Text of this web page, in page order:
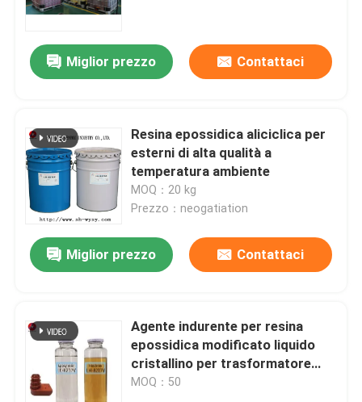
Miglior prezzo Contattaci
Resina epossidica aliciclica per
esterni di alta qualità a
temperatura ambiente
MOQ：20 kg
Prezzo：neogatiation
Miglior prezzo Contattaci
Agente indurente per resina
epossidica modificato liquido
cristallino per trasformatore
elettronico 10-110kv
MOQ：50